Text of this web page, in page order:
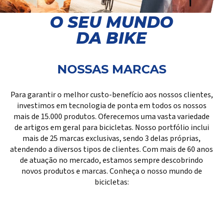
O SEU MUNDO
DA BIKE
NOSSAS MARCAS
Para garantir o melhor custo-benefício aos nossos clientes,
investimos em tecnologia de ponta em todos os nossos
mais de 15.000 produtos. Oferecemos uma vasta variedade
de artigos em geral para bicicletas. Nosso portfólio inclui
mais de 25 marcas exclusivas, sendo 3 delas próprias,
atendendo a diversos tipos de clientes. Com mais de 60 anos
de atuação no mercado, estamos sempre descobrindo
novos produtos e marcas. Conheça o nosso mundo de
bicicletas: